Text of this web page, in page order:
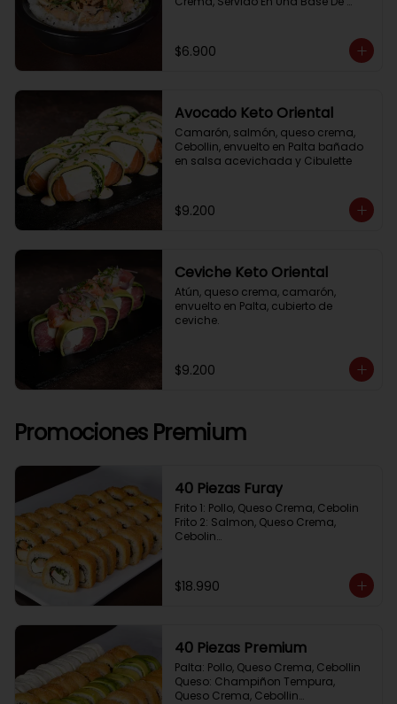
$6.900
Avocado Keto Oriental
Camarón, salmón, queso crema,
Cebollin, envuelto en Palta bañado
en salsa acevichada y Cibulette
$9.200
Ceviche Keto Oriental
Atún, queso crema, camarón,
envuelto en Palta, cubierto de
ceviche.
$9.200
Promociones Premium
40 Piezas Furay
Frito 1: Pollo, Queso Crema, Cebolin
Frito 2: Salmon, Queso Crema,
Cebolin
Frito 4: Kanikama, Queso Crema,
Cebollin
$18.990
40 Piezas Premium
Palta: Pollo, Queso Crema, Cebollin
Queso: Champiñon Tempura,
Queso Crema, Cebollin